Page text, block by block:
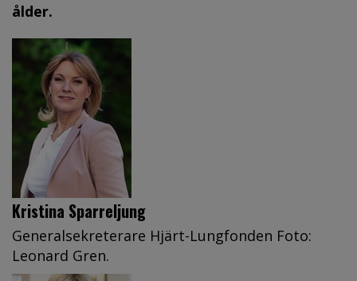
ålder.
Kristina Sparreljung
Generalsekreterare Hjärt-Lungfonden Foto:
Leonard Gren.